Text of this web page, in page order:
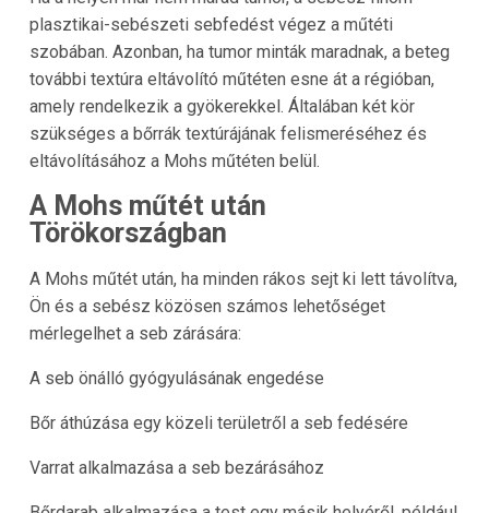
plasztikai-sebészeti sebfedést végez a műtéti
szobában. Azonban, ha tumor minták maradnak, a beteg
további textúra eltávolító műtéten esne át a régióban,
amely rendelkezik a gyökerekkel. Általában két kör
szükséges a bőrrák textúrájának felismeréséhez és
eltávolításához a Mohs műtéten belül.
A Mohs műtét után
Törökországban
A Mohs műtét után, ha minden rákos sejt ki lett távolítva,
Ön és a sebész közösen számos lehetőséget
mérlegelhet a seb zárására:
A seb önálló gyógyulásának engedése
Bőr áthúzása egy közeli területről a seb fedésére
Varrat alkalmazása a seb bezárásához